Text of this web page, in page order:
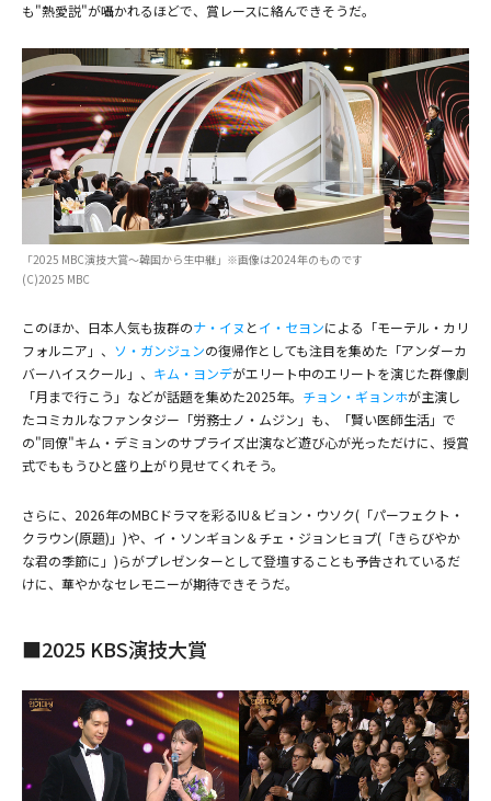
も"熱愛説"が囁かれるほどで、賞レースに絡んできそうだ。
「2025 MBC演技大賞～韓国から生中継」※画像は2024年のものです
(C)2025 MBC
このほか、日本人気も抜群のナ・イヌ とイ・セヨンによる「モーテル・カリ
フォルニア」、 ソ・ガンジュンの復帰作としても注目を集めた「アンダーカ
バーハイスクール」、 キム・ヨンデがエリート中のエリートを演じた群像劇
「月まで行こう」などが話題を集めた2025年。 チョン・ギョンホが主演し
たコミカルなファンタジー「労務士ノ・ムジン」も、「賢い医師生活」で
の"同僚"キム・デミョンのサプライズ出演など遊び心が光っただけに、授賞
式でももうひと盛り上がり見せてくれそう。
さらに、2026年のMBCドラマを彩るIU＆ビョン・ウソク(「パーフェクト・
クラウン(原題)」)や、イ・ソンギョン＆チェ・ジョンヒョプ(「きらびやか
な君の季節に」)らがプレゼンターとして登壇することも予告されているだ
けに、華やかなセレモニーが期待できそうだ。
■2025 KBS演技大賞
(C)SBS